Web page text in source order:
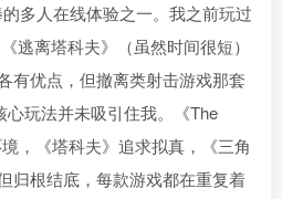
多人在线体验之一。我之前玩过
逃离塔科夫》（虽然时间很短）
有优点，但撤离类射击游戏那套
心玩法并未吸引住我。《The
，《塔科夫》追求拟真，《三角
归根结底，每款游戏都在重复着